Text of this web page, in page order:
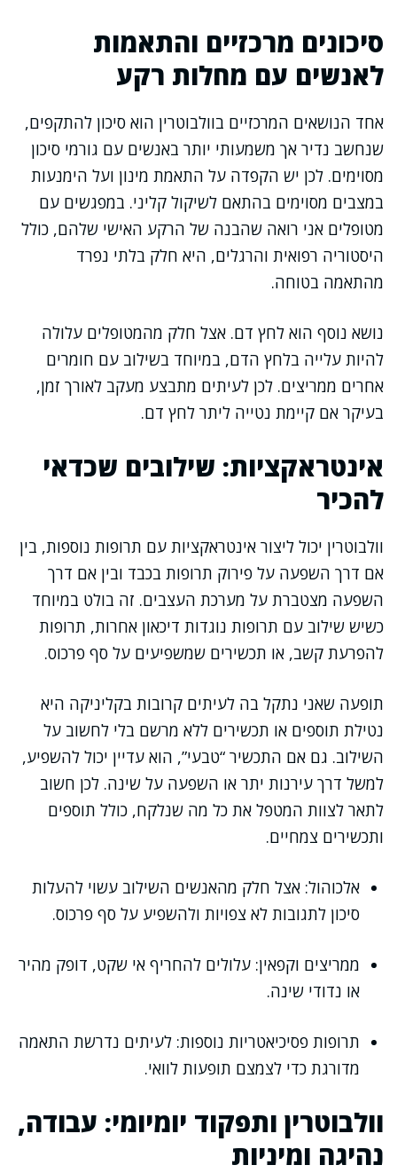
סיכונים מרכזיים והתאמות
לאנשים עם מחלות רקע
אחד הנושאים המרכזיים בוולבוטרין הוא סיכון להתקפים,
שנחשב נדיר אך משמעותי יותר באנשים עם גורמי סיכון
מסוימים. לכן יש הקפדה על התאמת מינון ועל הימנעות
במצבים מסוימים בהתאם לשיקול קליני. במפגשים עם
מטופלים אני רואה שהבנה של הרקע האישי שלהם, כולל
היסטוריה רפואית והרגלים, היא חלק בלתי נפרד
מהתאמה בטוחה.
נושא נוסף הוא לחץ דם. אצל חלק מהמטופלים עלולה
להיות עלייה בלחץ הדם, במיוחד בשילוב עם חומרים
אחרים ממריצים. לכן לעיתים מתבצע מעקב לאורך זמן,
בעיקר אם קיימת נטייה ליתר לחץ דם.
אינטראקציות: שילובים שכדאי
להכיר
וולבוטרין יכול ליצור אינטראקציות עם תרופות נוספות, בין
אם דרך השפעה על פירוק תרופות בכבד ובין אם דרך
השפעה מצטברת על מערכת העצבים. זה בולט במיוחד
כשיש שילוב עם תרופות נוגדות דיכאון אחרות, תרופות
להפרעת קשב, או תכשירים שמשפיעים על סף פרכוס.
תופעה שאני נתקל בה לעיתים קרובות בקליניקה היא
נטילת תוספים או תכשירים ללא מרשם בלי לחשוב על
השילוב. גם אם התכשיר “טבעי”, הוא עדיין יכול להשפיע,
למשל דרך עירנות יתר או השפעה על שינה. לכן חשוב
לתאר לצוות המטפל את כל מה שנלקח, כולל תוספים
ותכשירים צמחיים.
אלכוהול: אצל חלק מהאנשים השילוב עשוי להעלות
סיכון לתגובות לא צפויות ולהשפיע על סף פרכוס.
ממריצים וקפאין: עלולים להחריף אי שקט, דופק מהיר
או נדודי שינה.
תרופות פסיכיאטריות נוספות: לעיתים נדרשת התאמה
מדורגת כדי לצמצם תופעות לוואי.
וולבוטרין ותפקוד יומיומי: עבודה,
נהיגה ומיניות